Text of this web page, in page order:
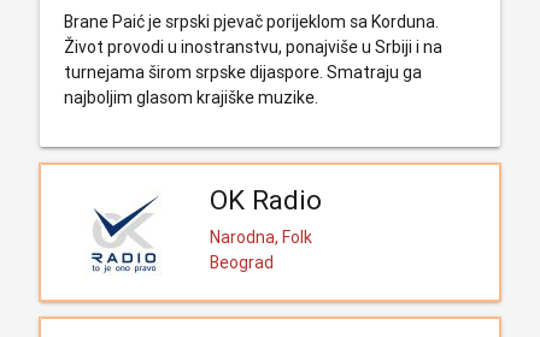
Brane Paić je srpski pjevač porijeklom sa Korduna.
Život provodi u inostranstvu, ponajviše u Srbiji i na
turnejama širom srpske dijaspore. Smatraju ga
najboljim glasom krajiške muzike.
OK Radio
Narodna, Folk
Beograd